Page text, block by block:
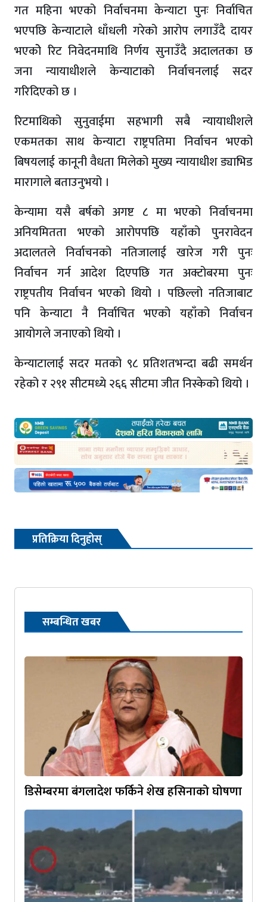
गत महिना भएको निर्वाचनमा केन्याटा पुनः निर्वाचित
भएपछि केन्याटाले धाँधली गरेको आरोप लगाउँदै दायर
भएकोे रिट निवेदनमाथि निर्णय सुनाउँदै अदालतका छ
जना न्यायाधीशले केन्याटाको निर्वाचनलाई सदर
गरिदिएको छ ।
रिटमाथिको सुनुवाईमा सहभागी सबै न्यायाधीशले
एकमतका साथ केन्याटा राष्ट्रपतिमा निर्वाचन भएको
बिषयलाई कानूनी वैधता मिलेको मुख्य न्यायाधीश ड्याभिड
मारागाले बताउनुभयो ।
केन्यामा यसै बर्षको अगष्ट ८ मा भएको निर्वाचनमा
अनियमितता भएको आरोपपछि यहाँको पुनरावेदन
अदालतले निर्वाचनको नतिजालाई खारेज गरी पुनः
निर्वाचन गर्न आदेश दिएपछि गत अक्टोबरमा पुनः
राष्ट्रपतीय निर्वाचन भएको थियो । पछिल्लो नतिजाबाट
पनि केन्याटा नै निर्वाचित भएको यहाँको निर्वाचन
आयोगले जनाएको थियो ।
केन्याटालाई सदर मतको ९८ प्रतिशतभन्दा बढी समर्थन
रहेको र २९१ सीटमध्ये २६६ सीटमा जीत निस्केको थियो ।
प्रतिक्रिया दिनुहोस्
सम्बन्धित खबर
डिसेम्बरमा बंगलादेश फर्किने शेख हसिनाको घोषणा